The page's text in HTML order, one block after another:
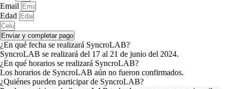
Email
Edad
Enviar y completar pago
¿En qué fecha se realizará SyncroLAB?
SyncroLAB se realizará del 17 al 21 de junio del 2024.
¿En qué horarios se realizará SyncroLAB?
Los horarios de SyncroLAB aún no fueron confirmados.
¿Quiénes pueden participar de SyncroLAB?